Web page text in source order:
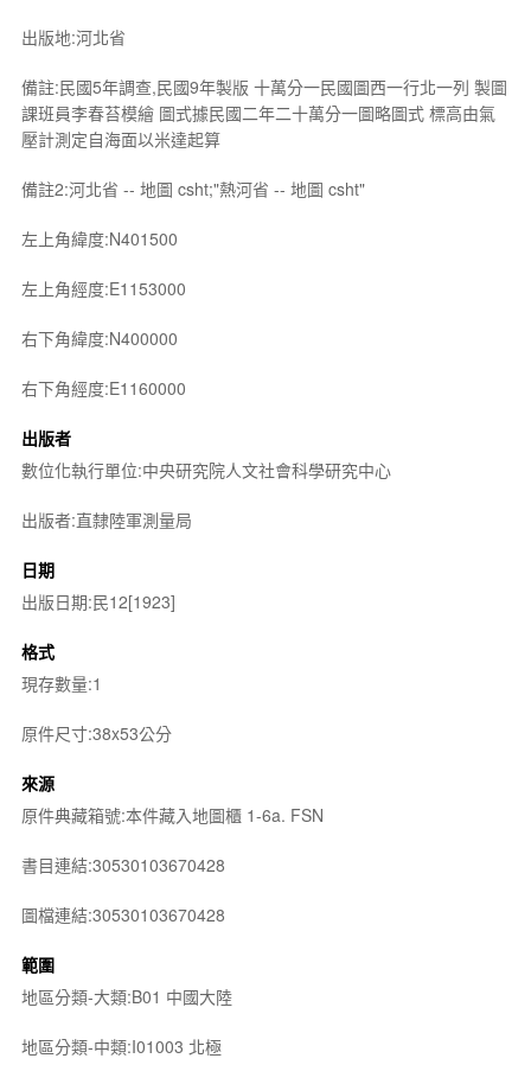
出版地:河北省
備註:民國5年調查,民國9年製版 十萬分一民國圖西一行北一列 製圖
課班員李春苔模繪 圖式據民國二年二十萬分一圖略圖式 標高由氣
壓計測定自海面以米達起算
備註2:河北省 -- 地圖 csht;"熱河省 -- 地圖 csht"
左上角緯度:N401500
左上角經度:E1153000
右下角緯度:N400000
右下角經度:E1160000
出版者
數位化執行單位:中央研究院人文社會科學研究中心
出版者:直隸陸軍測量局
日期
出版日期:民12[1923]
格式
現存數量:1
原件尺寸:38x53公分
來源
原件典藏箱號:本件藏入地圖櫃 1-6a. FSN
書目連結:30530103670428
圖檔連結:30530103670428
範圍
地區分類-大類:B01 中國大陸
地區分類-中類:I01003 北極